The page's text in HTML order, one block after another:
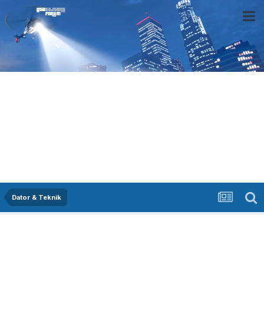
Dator & Teknik